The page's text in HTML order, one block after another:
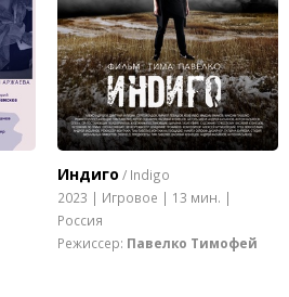
Индиго / Indigo
2023 | Игровое | 13 мин. |
Россия
Режиссер: Павелко Тимофей